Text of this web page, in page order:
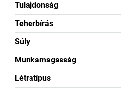
Tulajdonság
Teherbírás
Súly
Munkamagasság
Létratípus